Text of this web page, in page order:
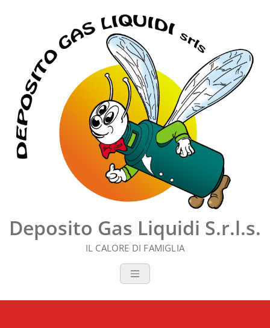
Deposito Gas Liquidi S.r.l.s.
IL CALORE DI FAMIGLIA